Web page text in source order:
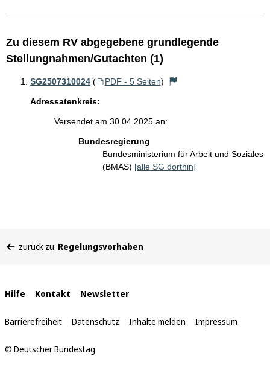
Zu diesem RV abgegebene grundlegende
Stellungnahmen/Gutachten (1)
SG2507310024 ( PDF - 5 Seiten)
Adressatenkreis:
Versendet am 30.04.2025 an:
Bundesregierung
Bundesministerium für Arbeit und Soziales
(BMAS) [alle SG dorthin]
befinden
zurück zu: Regelungsvorhaben
Interne
Links
Hilfe Kontakt Newsletter
Barrierefreiheit Datenschutz Inhalte melden Impressum
© Deutscher Bundestag